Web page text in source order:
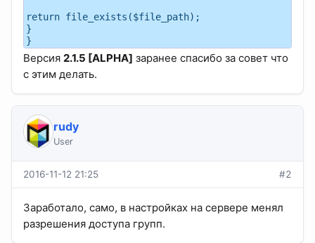
return file_exists($file_path);
}
}
Версия 2.1.5 [ALPHA] заранее спасибо за совет что
с этим делать.
rudy
User
2016-11-12 21:25 #2
Заработало, само, в настройках на сервере менял
разрешения доступа групп.